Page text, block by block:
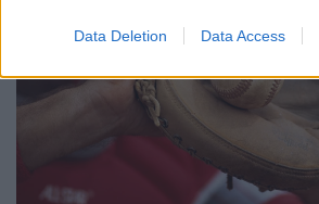
Data Deletion Data Access